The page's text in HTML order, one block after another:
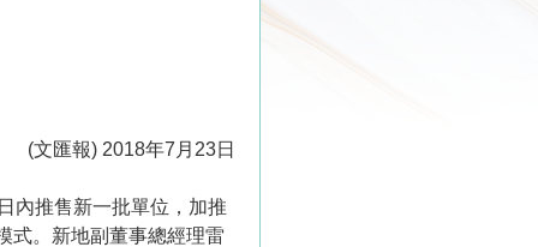
(文匯報) 2018年7月23日
內推售新一批單位，加推
式。新地副董事總經理雷